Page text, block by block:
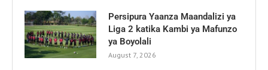
Persipura Yaanza Maandalizi ya
Liga 2 katika Kambi ya Mafunzo
ya Boyolali
August 7, 2026